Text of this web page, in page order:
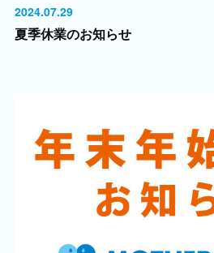
2024.07.29
夏季休業のお知らせ